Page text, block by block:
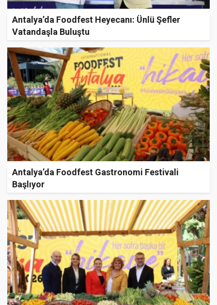
Antalya’da Foodfest Heyecanı: Ünlü Şefler
Vatandaşla Buluştu
Antalya’da Foodfest Gastronomi Festivali
Başlıyor